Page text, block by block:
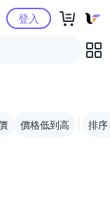
中心登入
價格低到高 排序